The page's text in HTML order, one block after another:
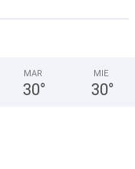
MAR
30°
MIE
30°